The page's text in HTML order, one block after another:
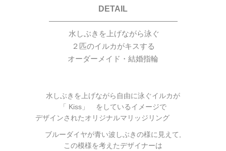
DETAIL
—————————————————
水しぶきを上げながら泳ぐ
２匹のイルカがキスする
オーダーメイド・結婚指輪
水しぶきを上げながら自由に泳ぐイルカが
「 Kiss」 をしているイメージで
デザインされたオリジナルマリッジリング
ブルーダイヤが青い波しぶきの様に見えて,
この模様を考えたデザイナーは